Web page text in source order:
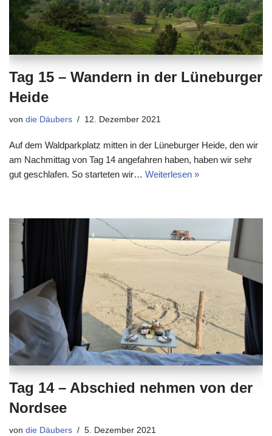
Tag 15 – Wandern in der Lüneburger
Heide
von die Däubers 12. Dezember 2021
Auf dem Waldparkplatz mitten in der Lüneburger Heide, den wir
am Nachmittag von Tag 14 angefahren haben, haben wir sehr
gut geschlafen. So starteten wir… Weiterlesen »
Tag 14 – Abschied nehmen von der
Nordsee
von die Däubers 5. Dezember 2021